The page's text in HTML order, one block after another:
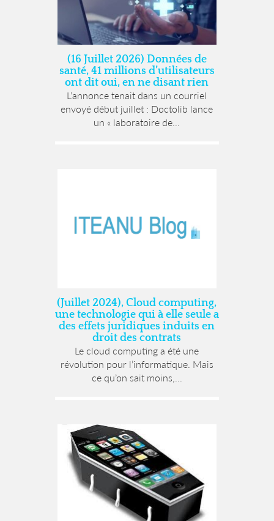
(16 Juillet 2026) Données de
santé, 41 millions d’utilisateurs
ont dit oui, en ne disant rien
L’annonce tenait dans un courriel
envoyé début juillet : Doctolib lance
un « laboratoire de...
(Juillet 2024), Cloud computing,
une technologie qui à elle seule a
des effets juridiques induits en
droit des contrats
Le cloud computing a été une
révolution pour l’informatique. Mais
ce qu’on sait moins,...